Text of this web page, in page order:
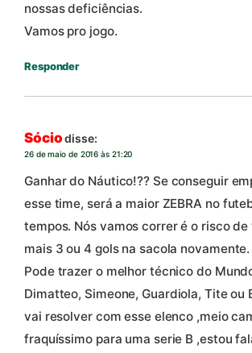
nossas deficiências.
Vamos pro jogo.
Responder
Sócio disse:
26 de maio de 2016 às 21:20
Ganhar do Náutico!?? Se conseguir
esse time, será a maior ZEBRA no
tempos. Nós vamos correr é o risco
mais 3 ou 4 gols na sacola novamente.
Pode trazer o melhor técnico do
Dimatteo, Simeone, Guardiola, Tite ou
vai resolver com esse elenco ,meio
fraquíssimo para uma serie B ,estou